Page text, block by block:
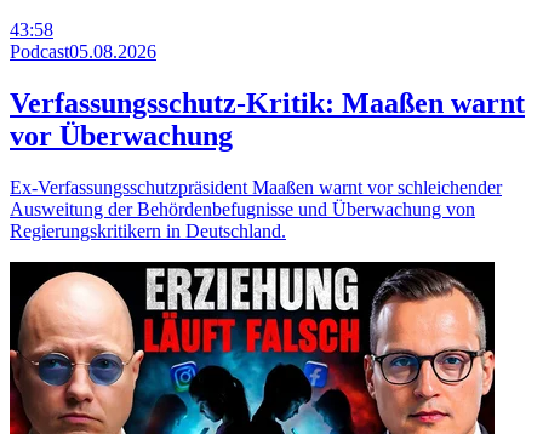
43:58
Podcast05.08.2026
Verfassungsschutz-Kritik: Maaßen warnt
vor Überwachung
Ex-Verfassungsschutzpräsident Maaßen warnt vor schleichender
Ausweitung der Behördenbefugnisse und Überwachung von
Regierungskritikern in Deutschland.